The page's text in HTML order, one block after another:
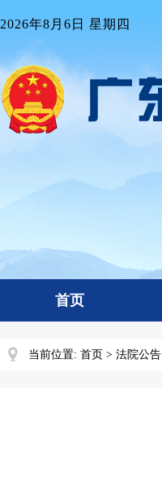
2026年8月6日 星期四
首页
当前位置: 首页 > 法院公告